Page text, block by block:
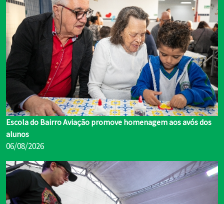
Escola do Bairro Aviação promove homenagem aos avós dos
alunos
06/08/2026